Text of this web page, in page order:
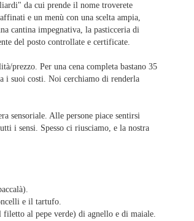
da cui prende il nome troverete
e un menù con una scelta ampia,
cantina impegnativa, la pasticceria di
del posto controllate e certificate.
prezzo. Per una cena completa bastano 35
i suoi costi. Noi cerchiamo di renderla
sensoriale. Alle persone piace sentirsi
i sensi. Spesso ci riusciamo, e la nostra
e il tartufo.
al pepe verde) di agnello e di maiale.